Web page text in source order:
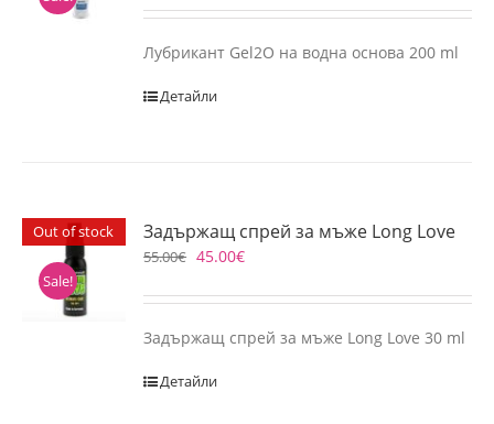
Лубрикант Gel2O на водна основа 200 ml
Детайли
Out of stock
Sale!
Задържащ спрей за мъже Long Love
55.00€ 45.00€
Задържащ спрей за мъже Long Love 30 ml
Детайли